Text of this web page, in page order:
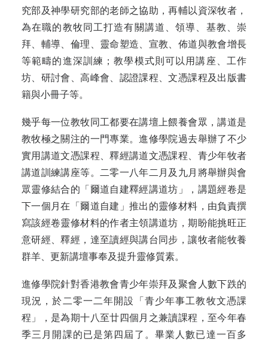
究部及神學研究部的老師之協助，再輔以資深牧者，
為在職的教牧同工打造有關講道、領導、基教、崇
拜、輔導、倫理、靈命塑造、宣教、佈道與教會增長
等範疇的進深訓練；教學模式則可以用講座、工作
坊、研討會、高峰會、認證課程、文憑課程及出版書
籍與小冊子等。
幾乎每一位教牧同工都要在講壇上餵養會眾，講道是
教牧極之關注的一門專業。進修學院過去舉辦了不少
實用講道文憑課程、釋經講道文憑課程、青少年牧者
講道訓練講座等。二零一八年二月及九月將舉辦與會
眾靈修結合的「爾道自建釋經講道坊」，講題經卷是
下一個月在「爾道自建」推出的靈修材料，由負責撰
寫該經卷靈修材料的作者主領講道坊，期盼能挑旺正
意研經、釋經，達至讀經與講台同步，讓牧者能牧養
群羊、更新講壇事奉及提升靈修質素。
進修學院針對香港教會青少年崇拜及聚會人數下跌的
現況，於二零一二年開設「青少年事工教牧文憑課
程」，是為期十八至廿四個月之兼讀課程，至今年春
季三月開課的已是第四屆了。畢業人數已達一百多